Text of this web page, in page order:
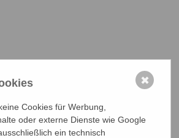
Cookies für Werbung,
oder externe Dienste wie Google
ein technisch
✖